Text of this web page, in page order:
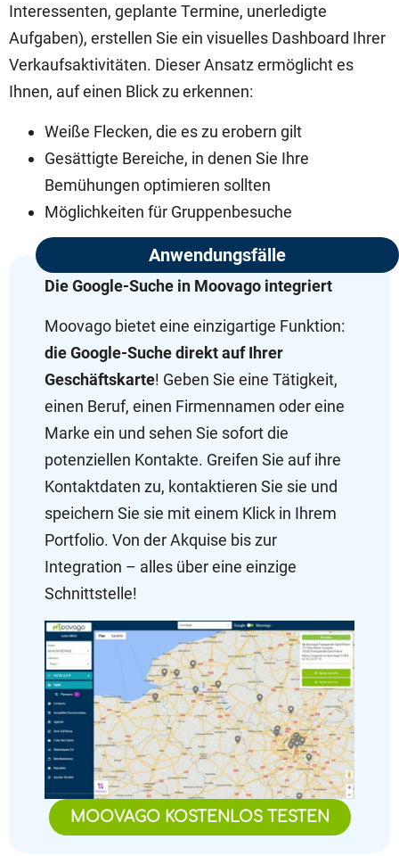
Interessenten, geplante Termine, unerledigte
Aufgaben), erstellen Sie ein visuelles Dashboard Ihrer
Verkaufsaktivitäten. Dieser Ansatz ermöglicht es
Ihnen, auf einen Blick zu erkennen:
Weiße Flecken, die es zu erobern gilt
Gesättigte Bereiche, in denen Sie Ihre
Bemühungen optimieren sollten
Möglichkeiten für Gruppenbesuche
Anwendungsfälle
Die Google-Suche in Moovago integriert
Moovago bietet eine einzigartige Funktion:
die Google-Suche direkt auf Ihrer
Geschäftskarte! Geben Sie eine Tätigkeit,
einen Beruf, einen Firmennamen oder eine
Marke ein und sehen Sie sofort die
potenziellen Kontakte. Greifen Sie auf ihre
Kontaktdaten zu, kontaktieren Sie sie und
speichern Sie sie mit einem Klick in Ihrem
Portfolio. Von der Akquise bis zur
Integration – alles über eine einzige
Schnittstelle!
MOOVAGO KOSTENLOS TESTEN